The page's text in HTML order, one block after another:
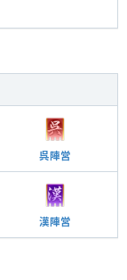
呉陣営
漢陣営